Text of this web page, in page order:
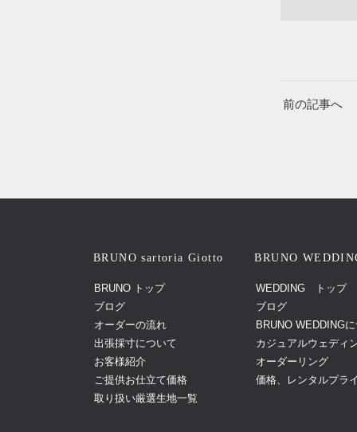
前の記事へ
BRUNO sartoria Giotto
BRUNO トップ
ブログ
オーダーの流れ
出張採寸について
お客様紹介
ご提供お仕立て価格
取り扱い厳選生地一覧
BRUNO
WEDDING トップ
ブログ
BRUNO WEDDING
カジュアルウェディ
オーダーリング
価格、レンタルプラ